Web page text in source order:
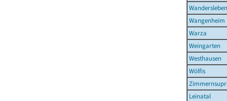
Wandersleben
Wangenheim
Warza
Weingarten
Westhausen
Wölfis
Leinatal